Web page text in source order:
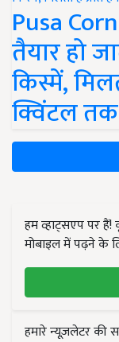
Pusa
तैयार हो
किस्में,
क्विंटल तक
हम व्हाट्सएप पर
मोबाइल में पढ़ने के
हमारे न्यूज़लेटर की